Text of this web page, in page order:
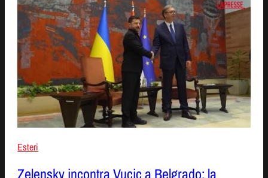
Esteri
Zelensky incontra Vucic a Belgrado: la